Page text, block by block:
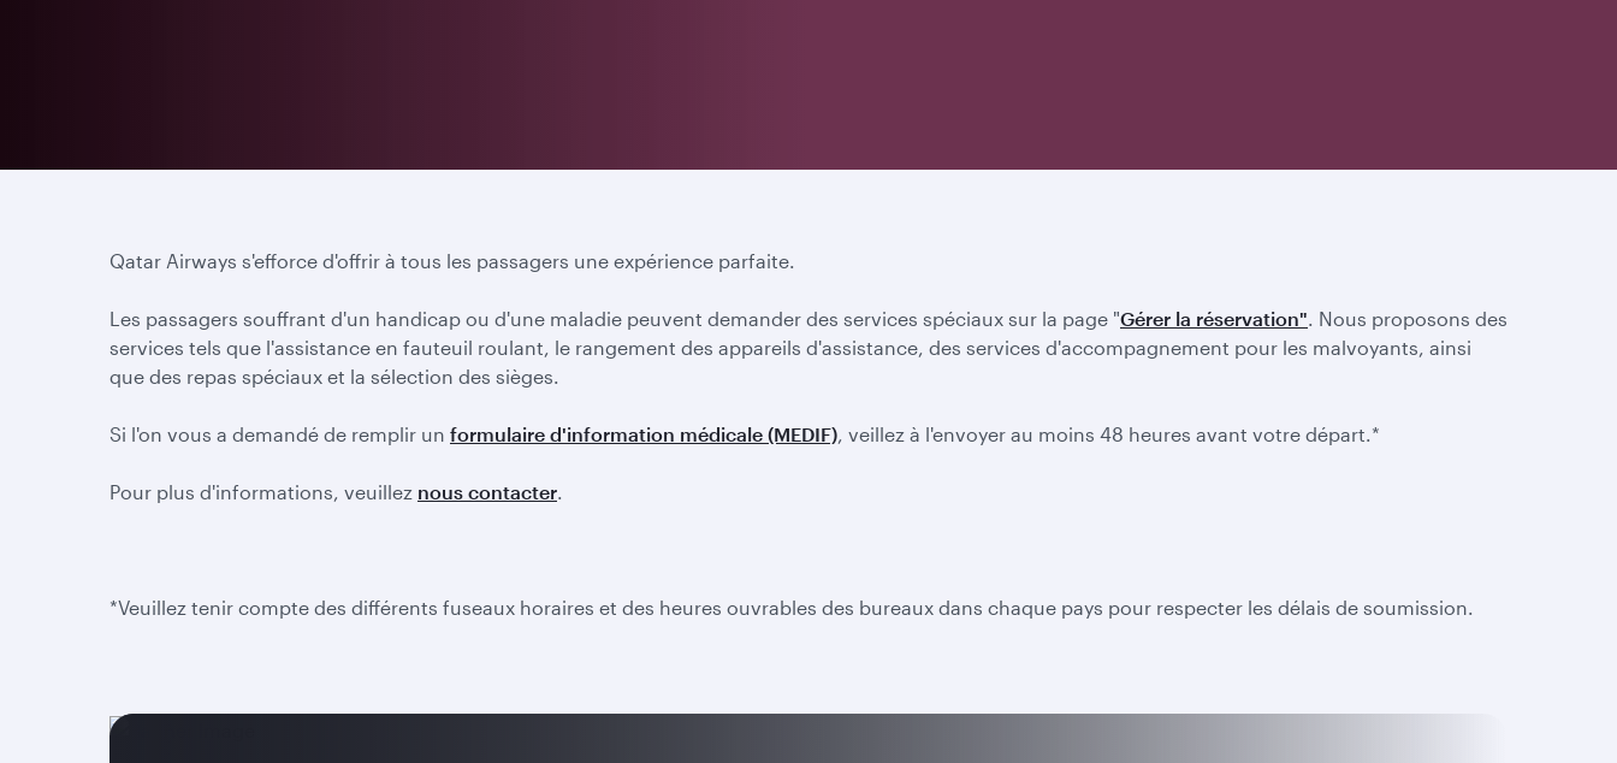
Qatar Airways s'efforce d'offrir à tous les passagers une expérience parfaite.
Les passagers souffrant d'un handicap ou d'une maladie peuvent demander des services spéciaux sur la page "Gérer la réservation". Nous proposons des
services tels que l'assistance en fauteuil roulant, le rangement des appareils d'assistance, des services d'accompagnement pour les malvoyants, ainsi
que des repas spéciaux et la sélection des sièges.
Si l'on vous a demandé de remplir un formulaire d'information médicale (MEDIF), veillez à l'envoyer au moins 48 heures avant votre départ.*
Pour plus d'informations, veuillez nous contacter.
*Veuillez tenir compte des différents fuseaux horaires et des heures ouvrables des bureaux dans chaque pays pour respecter les délais de soumission.